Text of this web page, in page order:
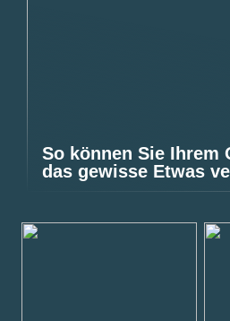
So können Sie Ihrem
das gewisse Etwas